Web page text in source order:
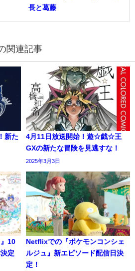
長と葛藤
関連記事
新た
4月11日放送開始！遊☆戯☆王
GXの新たな冒険を見逃すな！
2025年3月3日
10
定
Netflixでの『ポケモンコンシェ
ルジュ』新エピソード配信日決
定！